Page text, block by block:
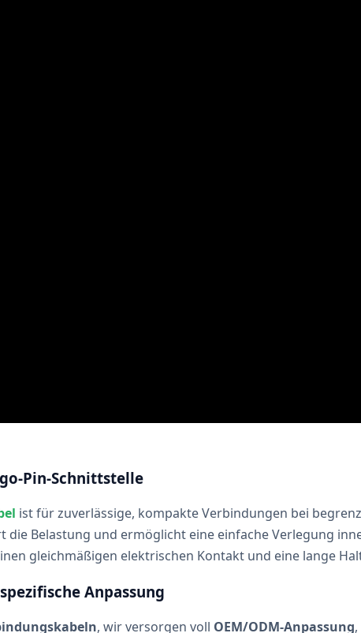
Pin-Schnittstelle
ist für zuverlässige, kompakte Verbindungen bei
die Belastung und ermöglicht eine einfache Verlegung
gleichmäßigen elektrischen Kontakt und eine lange
Anpassung
, wir versorgen voll OEM/ODM-Anpassung